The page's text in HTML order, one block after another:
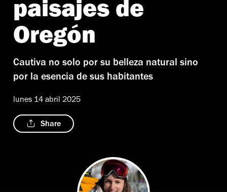
paisajes de
Oregón
Cautiva no solo por su belleza natural sino
por la esencia de sus habitantes
lunes 14 abril 2025
Share